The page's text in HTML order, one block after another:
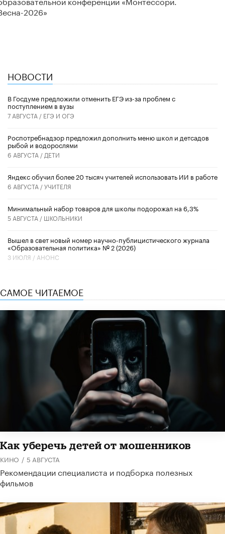
2026»
НОВОСТИ
В Госдуме предложили отменить ЕГЭ из-за проблем с
поступлением в вузы
7 АВГУСТА / ЕГЭ И ОГЭ
Роспотребнадзор предложил дополнить меню школ и детсадов
рыбой и водорослями
6 АВГУСТА / ДЕТИ
​Яндекс обучил более 20 тысяч учителей использовать ИИ в работе
6 АВГУСТА /УЧИТЕЛЯ
Минимальный набор товаров для школы подорожал на 6,3%
5 АВГУСТА / ШКОЛЬНИКИ
Вышел в свет новый номер научно-публицистического журнала
«Образовательная политика» № 2 (2026)
3 ИЮЛЯ / АНОНС
САМОЕ ЧИТАЕМОЕ
Как уберечь детей от мошенников
КИНО / 5 АВГУСТА
Рекомендации специалиста и подборка полезных
фильмов